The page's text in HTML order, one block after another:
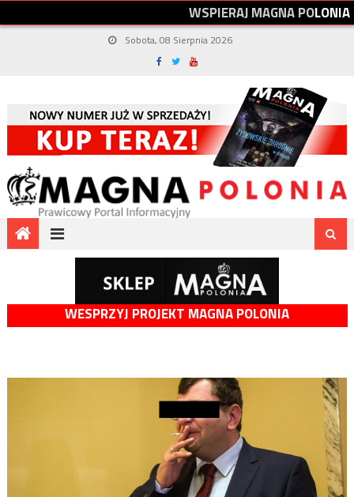
WSPIERAJMAGNAPOLONIA
Sobota, 08 Sierpnia 2026
WESPRZYJ PROJEKT MAGNA POLONIA